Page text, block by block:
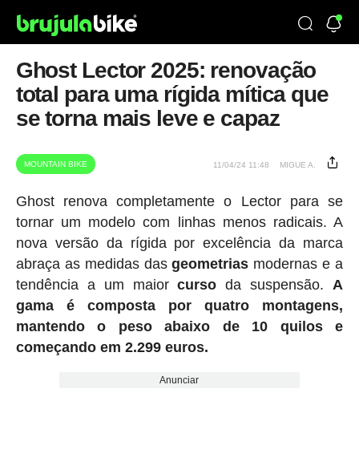
Ghost Lector 2025: renovação
total para uma rígida mítica que
se torna mais leve e capaz
MOUNTAIN BIKE 11/04/24 11:48 MIGUE A.
Ghost renova completamente o Lector para se
tornar um modelo com linhas menos radicais. A
nova versão da rígida por excelência da marca
abraça as medidas dasgeometrias modernas e a
tendência a um maiorcurso da suspensão.A
gama é composta por quatro montagens,
mantendo o peso abaixo de 10 quilos e
começando em 2.299 euros.
Anunciar